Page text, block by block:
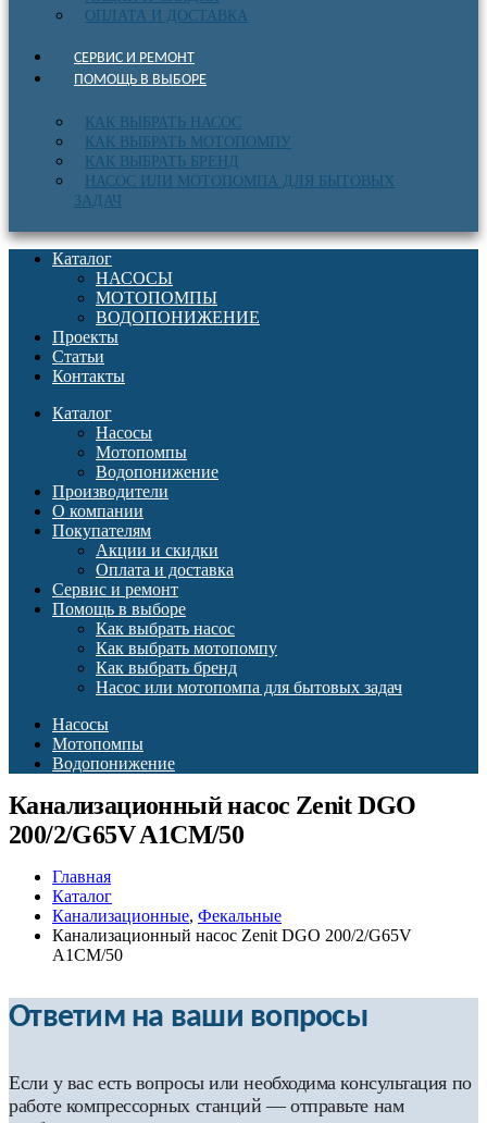
ОПЛАТА И ДОСТАВКА
СЕРВИС И РЕМОНТ
ПОМОЩЬ В ВЫБОРЕ
КАК ВЫБРАТЬ НАСОС
КАК ВЫБРАТЬ МОТОПОМПУ
КАК ВЫБРАТЬ БРЕНД
НАСОС ИЛИ МОТОПОМПА ДЛЯ БЫТОВЫХ
ЗАДАЧ
Каталог
НАСОСЫ
МОТОПОМПЫ
ВОДОПОНИЖЕНИЕ
Проекты
Статьи
Контакты
Каталог
Насосы
Мотопомпы
Водопонижение
Производители
О компании
Покупателям
Акции и скидки
Оплата и доставка
Сервис и ремонт
Помощь в выборе
Как выбрать насос
Как выбрать мотопомпу
Как выбрать бренд
Насос или мотопомпа для бытовых задач
Насосы
Мотопомпы
Водопонижение
Канализационный насос Zenit DGO
200/2/G65V A1CM/50
Главная
Каталог
Канализационные, Фекальные
Канализационный насос Zenit DGO 200/2/G65V
A1CM/50
Ответим на ваши вопросы
Если у вас есть вопросы или необходима консультация по
работе компрессорных станций — отправьте нам